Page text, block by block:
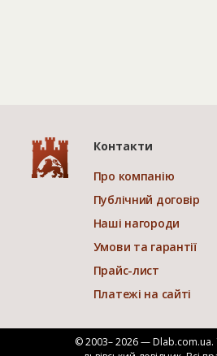
Контакти
Про компанію
Публічний договір
Наші нагороди
Умови та гарантії
Прайс-лист
Платежі на сайті
© 2003– 2026 — Dlab.com.ua.